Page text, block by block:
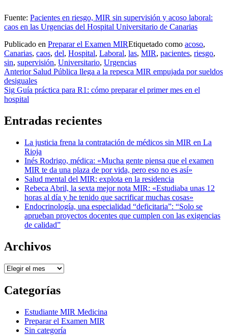
Fuente: Pacientes en riesgo, MIR sin supervisión y acoso laboral:
caos en las Urgencias del Hospital Universitario de Canarias
Publicado en Preparar el Examen MIREtiquetado como acoso,
Canarias, caos, del, Hospital, Laboral, las, MIR, pacientes, riesgo,
sin, supervisión, Universitario, Urgencias
Navegación
de
entradas
Anterior Salud Pública llega a la repesca MIR empujada por sueldos
desiguales
Sig Guía práctica para R1: cómo preparar el primer mes en el
hospital
Entradas recientes
La justicia frena la contratación de médicos sin MIR en La
Rioja
Inés Rodrigo, médica: «Mucha gente piensa que el examen
MIR te da una plaza de por vida, pero eso no es así»
Salud mental del MIR: explota en la residencia
Rebeca Abril, la sexta mejor nota MIR: «Estudiaba unas 12
horas al día y he tenido que sacrificar muchas cosas»
Endocrinología, una especialidad “deficitaria”: “Solo se
aprueban proyectos docentes que cumplen con las exigencias
de calidad”
Archivos
Archivos
Categorías
Estudiante MIR Medicina
Preparar el Examen MIR
Sin categoría